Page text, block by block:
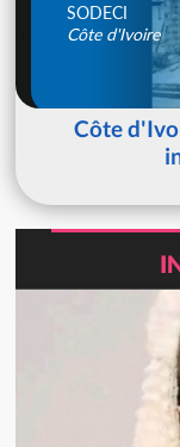
SODECI
Côte d'Ivoire
Côte